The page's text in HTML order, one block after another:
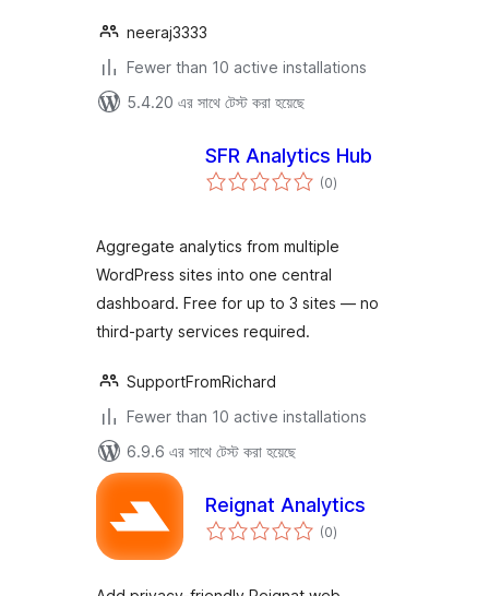
neeraj3333
Fewer than 10 active installations
5.4.20 এর সাথে টেস্ট করা হয়েছে
SFR Analytics Hub
(0total
ratings
)
Aggregate analytics from multiple
WordPress sites into one central
dashboard. Free for up to 3 sites — no
third-party services required.
SupportFromRichard
Fewer than 10 active installations
6.9.6 এর সাথে টেস্ট করা হয়েছে
Reignat Analytics
(0total
ratings
)